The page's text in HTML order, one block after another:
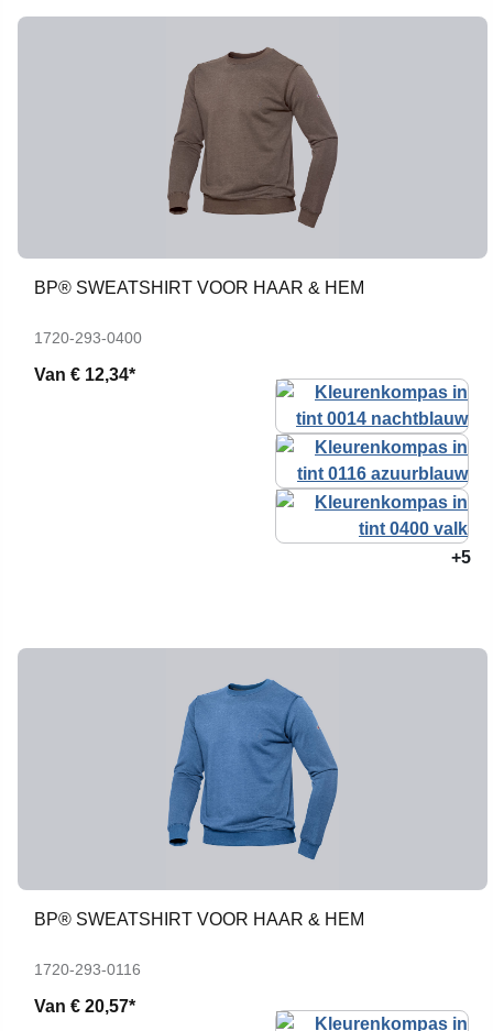
BP® SWEATSHIRT VOOR HAAR & HEM
1720-293-0400
Van € 12,34*
+5
BP® SWEATSHIRT VOOR HAAR & HEM
1720-293-0116
Van € 20,57*